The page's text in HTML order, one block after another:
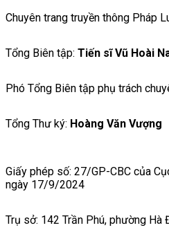
Chuyên trang truyền thông Pháp
Tổng Biên tập: Tiến sĩ Vũ Hoài
Phó Tổng Biên tập phụ trách
Tổng Thư ký: Hoàng Văn Vượng
Giấy phép số: 27/GP-CBC của
ngày 17/9/2024
Trụ sở: 142 Trần Phú, phường Hà